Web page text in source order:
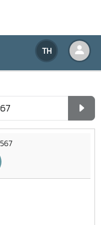
TH
น่วยงาน